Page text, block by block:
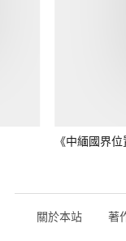
《中緬國界位
關於本站 著